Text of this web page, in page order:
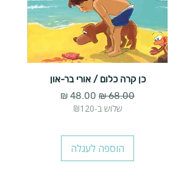
כן קרה כלום / אורי בר-און
מחיר רגיל מחיר מבצע
שלוש ב-₪120
הוספה לעגלה